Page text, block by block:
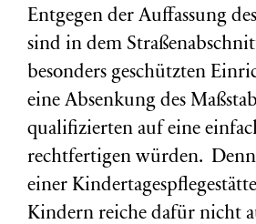
Entgegen der Auffassung
sind in dem
besonders geschützten
eine Absenkung des
qualifizierten auf eine
rechtfertigen würden. Denn
einer
Kindern reiche dafür nicht